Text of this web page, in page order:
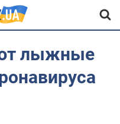
лыжные